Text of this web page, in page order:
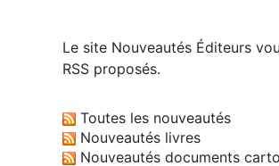
Le site Nouveautés Éditeurs
RSS proposés.
Toutes les nouveautés
Nouveautés livres
Nouveautés documents